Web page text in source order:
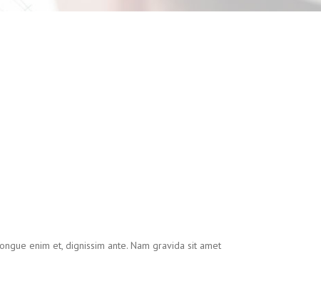
enim et, dignissim ante. Nam gravida sit amet